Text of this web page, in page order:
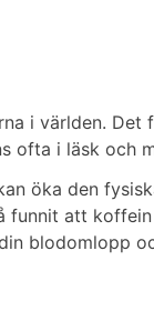
i världen. Det
ofta i läsk och
öka den
funnit att
blodomlopp